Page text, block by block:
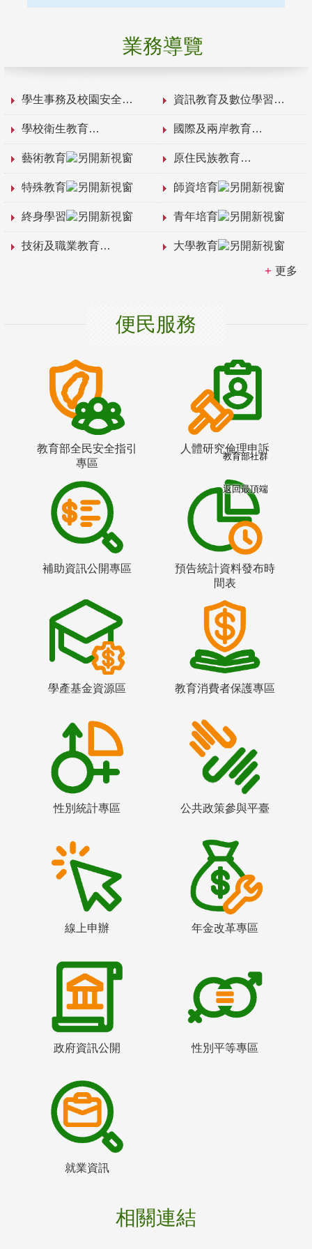
業務導覽
學生事務及校園安全 資訊教育及數位學習
學校衛生教育 國際及兩岸教育
藝術教育 原住民族教育
特殊教育 師資培育
終身學習 青年培育
技術及職業教育 大學教育
更多
便民服務
教育部全民安全指引
專區
人體研究倫理申訴
補助資訊公開專區
預告統計資料發布時
間表
學產基金資源區 教育消費者保護專區
性別統計專區 公共政策參與平臺
線上申辦 年金改革專區
政府資訊公開 性別平等專區
就業資訊
相關連結
教育部社群
返回最頂端